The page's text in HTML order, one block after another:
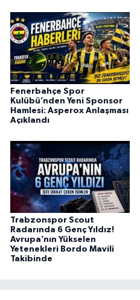
Fenerbahçe Spor
Kulübü’nden Yeni Sponsor
Hamlesi: Asperox Anlaşması
Açıklandı
Trabzonspor Scout
Radarında 6 Genç Yıldız!
Avrupa’nın Yükselen
Yetenekleri Bordo Mavili
Takibinde